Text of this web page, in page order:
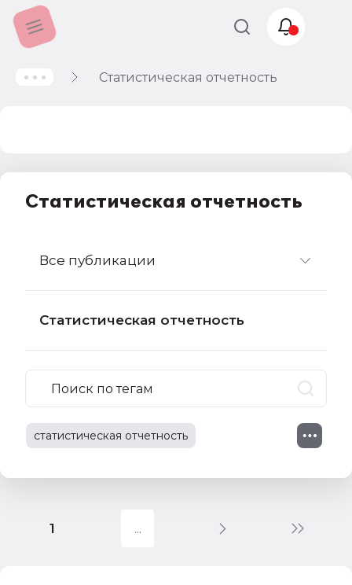
Статистическая отчетность
Статистическая отчетность
Все публикации
Статистическая отчетность
статистическая отчетность
статотчетность
1
Учет и